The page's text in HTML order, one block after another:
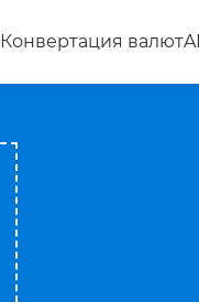
Конвертация валют